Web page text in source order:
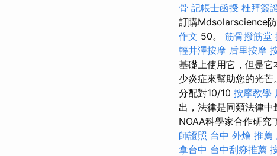
骨 記帳士函授 杜拜簽
訂購Mdsolarscience
作文 50。 筋骨撥筋堂
輕井澤按摩 后里按摩
基礎上使用它，但是它
少炎症來幫助您的光芒
分配對10/10 按摩教學
出，法律是同類法律
NOAA科學家合作研究
師證照 台中 外燴 推薦
拿台中 台中刮痧推薦